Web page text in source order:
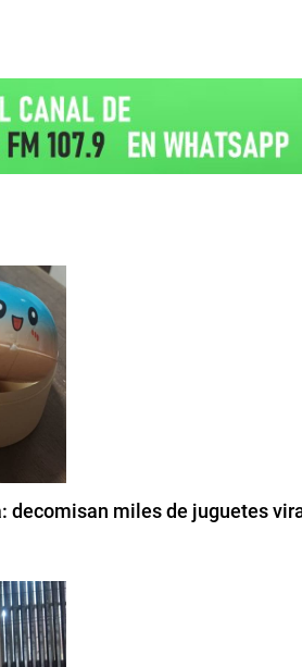
decomisan miles de juguetes